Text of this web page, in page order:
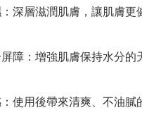
深層滋潤肌膚，讓肌膚更
障：增強肌膚保持水分的
使用後帶來清爽、不油膩